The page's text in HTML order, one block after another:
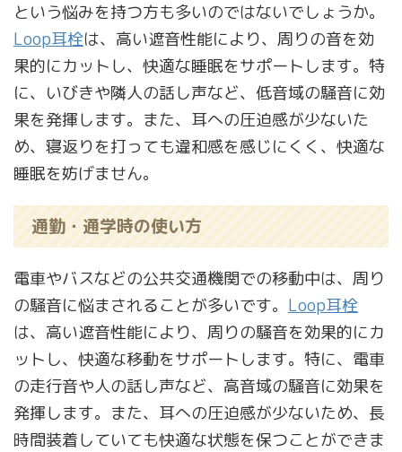
という悩みを持つ方も多いのではないでしょうか。
Loop耳栓は、高い遮音性能により、周りの音を効
果的にカットし、快適な睡眠をサポートします。特
に、いびきや隣人の話し声など、低音域の騒音に効
果を発揮します。また、耳への圧迫感が少ないた
め、寝返りを打っても違和感を感じにくく、快適な
睡眠を妨げません。
通勤・通学時の使い方
電車やバスなどの公共交通機関での移動中は、周り
の騒音に悩まされることが多いです。 Loop耳栓
は、高い遮音性能により、周りの騒音を効果的にカ
ットし、快適な移動をサポートします。特に、電車
の走行音や人の話し声など、高音域の騒音に効果を
発揮します。また、耳への圧迫感が少ないため、長
時間装着していても快適な状態を保つことができま